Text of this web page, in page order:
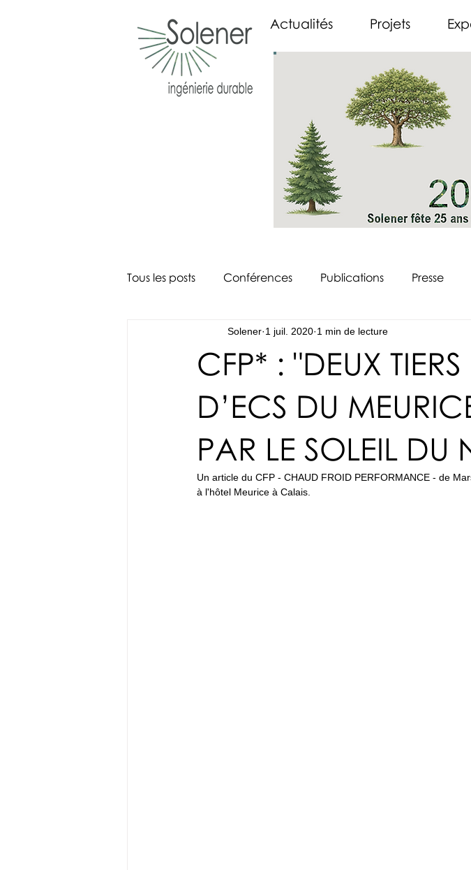
Actualités Projets
Tous les posts Conférences Publications Presse
CFP* : "DEUX
D’ECS DU
PAR LE SOLEIL DU
Solener 1 juil. 2020 1 min de lecture
Un article du CFP - CHAUD FROID PERFORMANCE - de
à l'hôtel Meurice à Calais.